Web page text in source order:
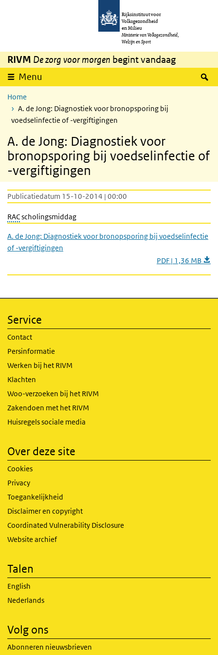
Overslaan en naar de inhoud gaan
Rijksinstituut voor
Volksgezondheid
en Milieu
Ministerie van Volksgezondheid,
Welzijn en Sport
RIVM De zorg voor morgen begint vandaag
Menu
Home
A. de Jong: Diagnostiek voor bronopsporing bij
voedselinfectie of -vergiftigingen
A. de Jong: Diagnostiek voor
bronopsporing bij voedselinfectie of
-vergiftigingen
Publicatiedatum 15-10-2014 | 00:00
RACscholingsmiddag
A. de Jong: Diagnostiek voor bronopsporing bij voedselinfectie
of -vergiftigingen
PDF | 1,36 MB
Service
Contact
Persinformatie
Werken bij het RIVM
Klachten
Woo-verzoeken bij het RIVM
Zakendoen met het RIVM
Huisregels sociale media
Over deze site
Cookies
Privacy
Toegankelijkheid
Disclaimer en copyright
Coordinated Vulnerability Disclosure
Website archief
Talen
English
Nederlands
Volg ons
Abonneren nieuwsbrieven